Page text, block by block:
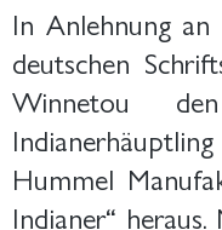
In Anlehnung
deutschen
Winnetou
Hummel
Indianer“